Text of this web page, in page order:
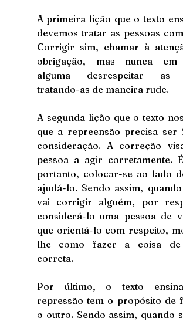
A primeira lição que o texto
devemos tratar as pessoas
Corrigir sim, chamar à
obrigação, mas nunca em
alguma desrespeitar as
tratando-as de maneira rude.
A segunda lição que o texto
que a repreensão precisa ser
consideração. A correção
pessoa a agir corretamente.
portanto, colocar-se ao lado
ajudá-lo. Sendo assim,
vai corrigir alguém, por
considerá-lo uma pessoa de
que orientá-lo com respeito,
lhe como fazer a coisa de
correta.
Por último, o texto
repressão tem o propósito de
o outro. Sendo assim, quando